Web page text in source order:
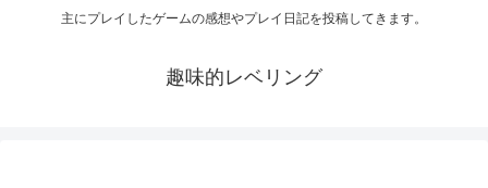
主にプレイしたゲームの感想やプレイ日記を投稿してきます。
趣味的レベリング